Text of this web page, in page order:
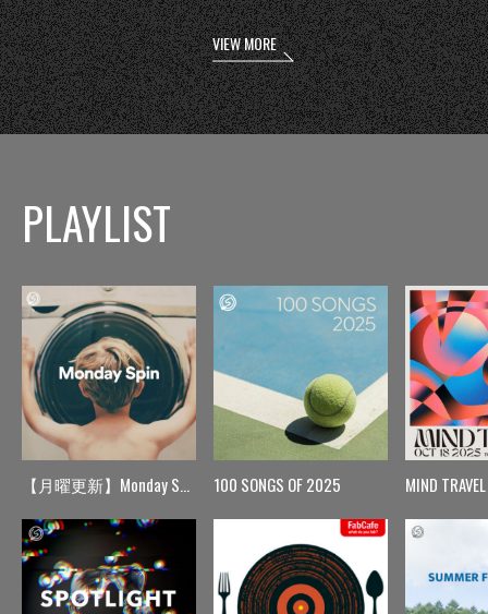
VIEW MORE
PLAYLIST
【月曜更新】Monday Spin 100 SONGS OF 2025 MIND TRAVEL